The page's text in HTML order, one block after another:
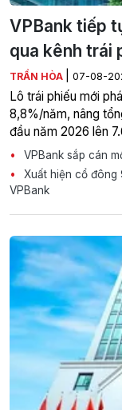
VPBank tiếp
qua kênh trái
TRẦN HÒA 07-08-
Lô trái phiếu mới
8,8%/năm, nâng
đầu năm 2026 lên
VPBank sắp cán
Xuất hiện cổ đông
VPBank